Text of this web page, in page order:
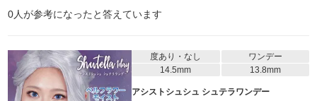
0人が参考になったと答えています
度あり・なし
ワンデー
14.5mm
13.8mm
アシストシュシュ シュテラワンデー